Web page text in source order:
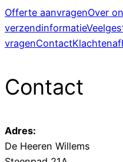
Offerte aanvragenOver
verzendinformatie
vragenContact
Contact
Adres:
De Heeren Willems